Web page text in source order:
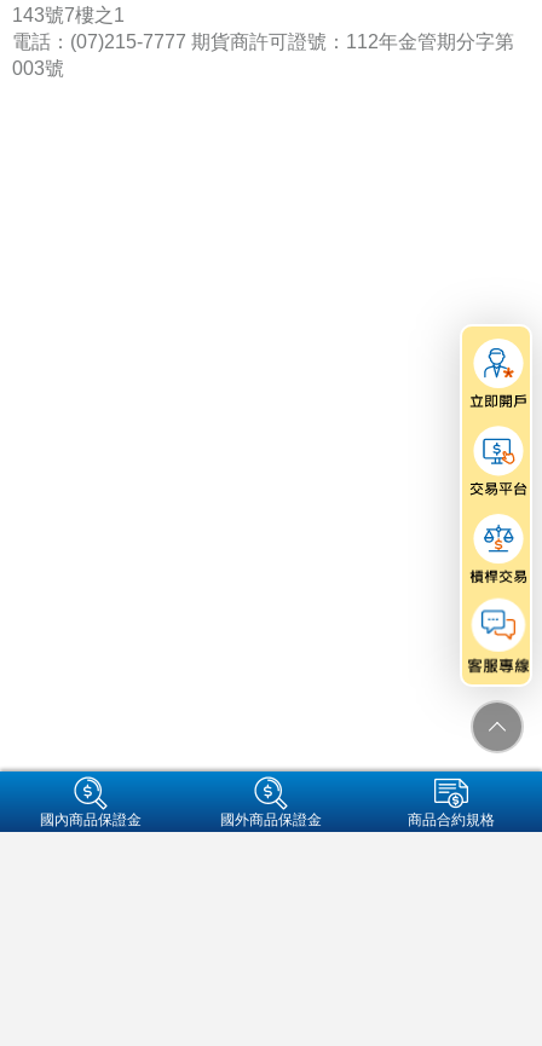
143號7樓之1
電話：(07)215-7777 期貨商許可證號：112年金管期分字第
003號
+集團成員
國內商品保證金 國外商品保證金 商品合約規格